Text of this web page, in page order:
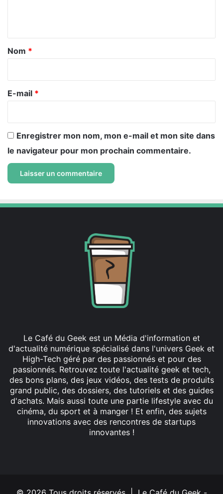
a
e
Nom *
E-mail *
Enregistrer mon nom, mon e-mail et mon site dans
le navigateur pour mon prochain commentaire.
Le Café du Geek est un Média d'information et
d'actualité numérique spécialisé dans l'univers Geek et
High-Tech géré par des passionnés et pour des
passionnés. Retrouvez toute l'actualité geek et tech,
des bons plans, des jeux vidéos, des tests de produits
grand public, des dossiers, des tutoriels et des guides
d'achats. Mais aussi toute une partie lifestyle avec du
cinéma, du sport et à manger ! Et enfin, des sujets
innovations avec des rencontres de startups
innovantes !